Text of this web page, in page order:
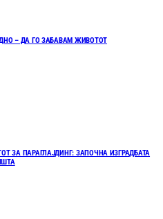
– ДА ГО ЗАБАВАМ ЖИВОТОТ
ЗА ПАРАГЛАЈДИНГ: ЗАПОЧНА ИЗГРАДБАТА